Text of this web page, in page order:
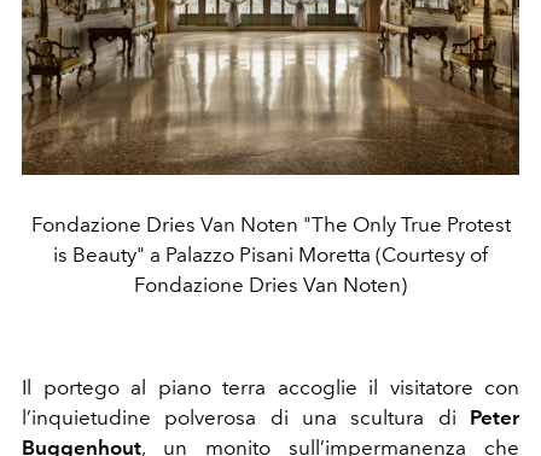
Fondazione Dries Van Noten "The Only True Protest
is Beauty" a Palazzo Pisani Moretta (Courtesy of
Fondazione Dries Van Noten)
Il portego al piano terra accoglie il visitatore con
l’inquietudine polverosa di una scultura di Peter
Buggenhout, un monito sull’impermanenza che